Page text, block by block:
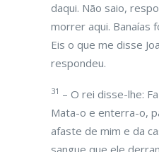
daqui. Não saio,
morrer aqui. Banaías
Eis o que me disse
respondeu.
31 – O rei disse-lhe:
Mata-o e enterra-o,
afaste de mim e da
sangue que ele